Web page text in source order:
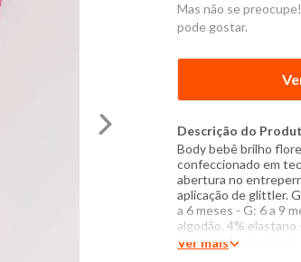
Mas não se
pode gostar.
Descrição do
Body bebê brilho
confeccionado em
abertura no
aplicação de glittler.
a 6 meses - G: 6 a 9
algodão, 4%
lavagem: Lavar
Ver mais